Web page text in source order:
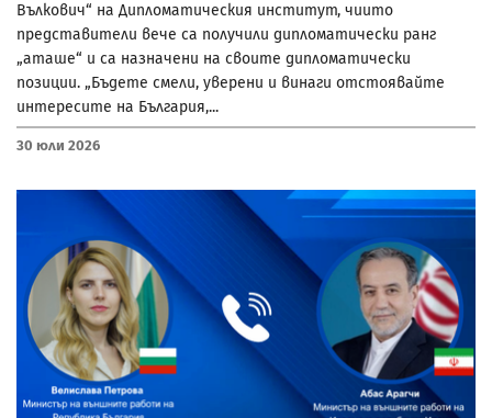
Вълкович“ на Дипломатическия институт, чиито
представители вече са получили дипломатически ранг
„аташе“ и са назначени на своите дипломатически
позиции. „Бъдете смели, уверени и винаги отстоявайте
интересите на България,...
30 Юли 2026